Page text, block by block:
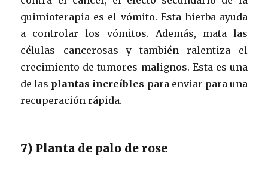
quimioterapia es el vómito. Esta hierba ayuda
a controlar los vómitos. Además, mata las
células cancerosas y también ralentiza el
crecimiento de tumores malignos. Esta es una
de las plantas increíbles para enviar para una
recuperación rápida.
7) Planta de palo de rose